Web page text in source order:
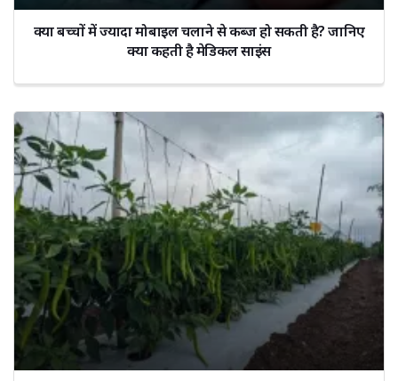
क्या बच्चों में ज्यादा मोबाइल चलाने से कब्ज हो सकती है? जानिए
क्या कहती है मेडिकल साइंस